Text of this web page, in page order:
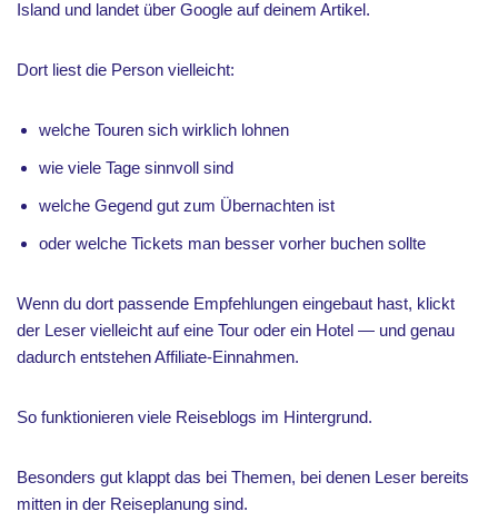
Island und landet über Google auf deinem Artikel.
Dort liest die Person vielleicht:
welche Touren sich wirklich lohnen
wie viele Tage sinnvoll sind
welche Gegend gut zum Übernachten ist
oder welche Tickets man besser vorher buchen sollte
Wenn du dort passende Empfehlungen eingebaut hast, klickt
der Leser vielleicht auf eine Tour oder ein Hotel — und genau
dadurch entstehen Affiliate-Einnahmen.
So funktionieren viele Reiseblogs im Hintergrund.
Besonders gut klappt das bei Themen, bei denen Leser bereits
mitten in der Reiseplanung sind.